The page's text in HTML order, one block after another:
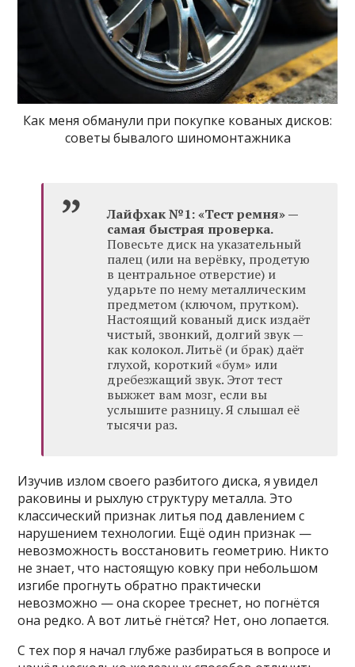
Как меня обманули при покупке кованых дисков:
советы бывалого шиномонтажника
Лайфхак №1: «Тест ремня» —
самая быстрая проверка.
Повесьте диск на указательный
палец (или на верёвку, продетую
в центральное отверстие) и
ударьте по нему металлическим
предметом (ключом, прутком).
Настоящий кованый диск издаёт
чистый, звонкий, долгий звук —
как колокол. Литьё (и брак) даёт
глухой, короткий «бум» или
дребезжащий звук. Этот тест
выжжет вам мозг, если вы
услышите разницу. Я слышал её
тысячи раз.
Изучив излом своего разбитого диска, я увидел
раковины и рыхлую структуру металла. Это
классический признак литья под давлением с
нарушением технологии. Ещё один признак —
невозможность восстановить геометрию. Никто
не знает, что настоящую ковку при небольшом
изгибе прогнуть обратно практически
невозможно — она скорее треснет, но погнётся
она редко. А вот литьё гнётся? Нет, оно лопается.
С тех пор я начал глубже разбираться в вопросе и